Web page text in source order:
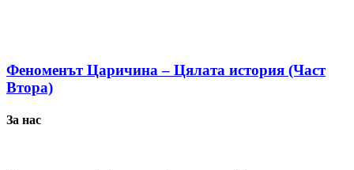
Феноменът Царичина – Цялата история (Част
Втора)
За нас